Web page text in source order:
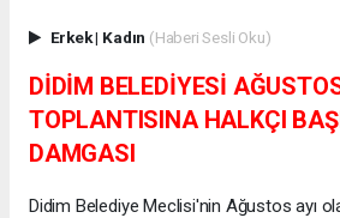
Erkek| Kadın (Haberi Sesli Oku)
DİDİM BELEDİYESİ
TOPLANTISINA HALKÇI
DAMGASI
Didim Belediye Meclisi'nin Ağustos ayı